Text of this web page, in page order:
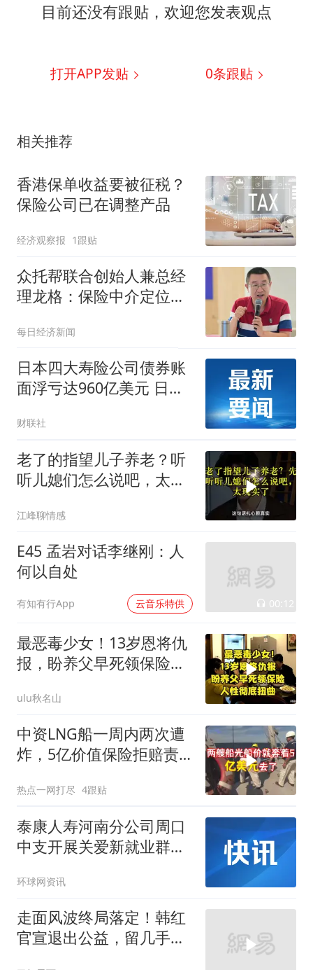
目前还没有跟贴，欢迎您发表观点
打开APP发贴 0条跟贴
相关推荐
香港保单收益要被征税？
保险公司已在调整产品
经济观察报 1跟贴
众托帮联合创始人兼总经
理龙格：保险中介定位
应比险企更严
每日经济新闻
日本四大寿险公司债券账
面浮亏达960亿美元 日本
财联社
老了的指望儿子养老？听
听儿媳们怎么说吧，太现
江峰聊情感
E45 孟岩对话李继刚：人
何以自处
有知有行App 云音乐特供 00:12
最恶毒少女！13岁恩将仇
报，盼养父早死领保险，
ulu秋名山
中资LNG船一周内两次遭
炸，5亿价值保险拒赔责
热点一网打尽 4跟贴
泰康人寿河南分公司周口
中支开展关爱新就业群体
环球网资讯
走面风波终局落定！韩红
官宣退出公益，留几手一